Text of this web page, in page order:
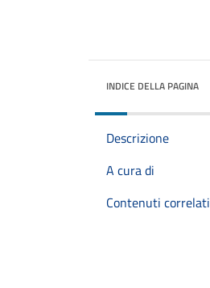
INDICE DELLA PAGINA
Descrizione
A cura di
Contenuti correlati